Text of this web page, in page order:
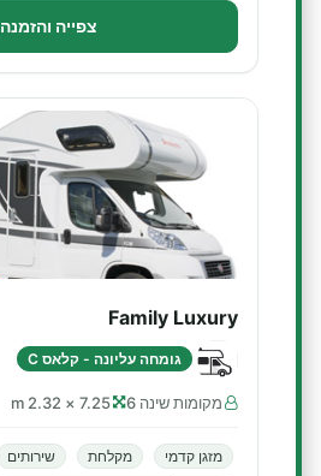
צפייה והזמנה
Family Luxury
גומחה עליונה - קלאס C
מקומות שינה 6 7.25 × 2.32 m
מזגן קדמי מקלחת
שירותים